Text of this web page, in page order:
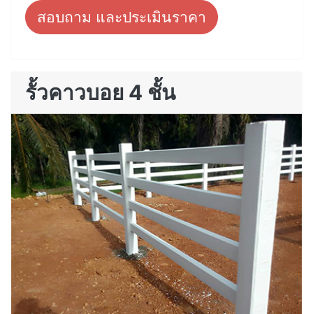
สอบถาม และประเมินราคา
รั้วคาวบอย 4 ชั้น